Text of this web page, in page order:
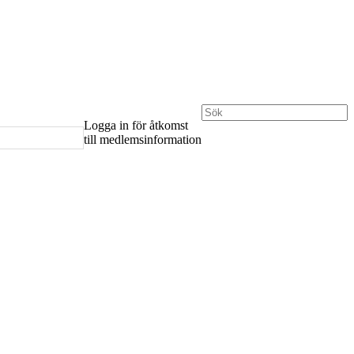
Logga in för åtkomst
till medlemsinformation